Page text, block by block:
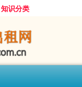
知识分类